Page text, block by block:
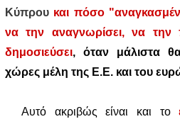
Κύπρου και πόσο
να την αναγνωρίσει, να την
δημοσιεύσει, όταν μάλιστα
χώρες μέλη της Ε.Ε. και του
Αυτό ακριβώς είναι και το